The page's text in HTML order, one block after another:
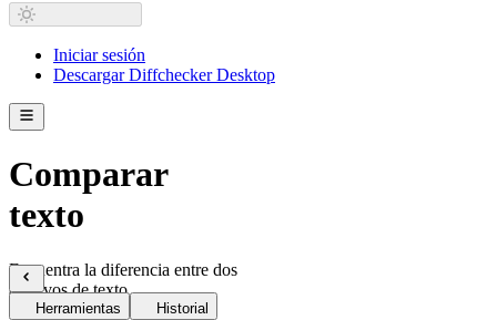
Iniciar sesión
Descargar Diffchecker Desktop
Comparar
texto
Encuentra la diferencia entre dos
archivos de texto
Herramientas Historial